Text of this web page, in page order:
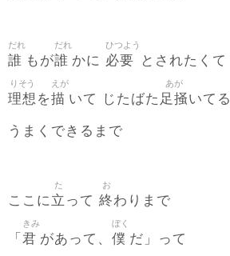
誰
だれ
もが誰
だれ
かに 必要
ひつよう
とされたくて
理想
りそう
を描
えが
いて じたばた 足掻
あが
いてる
うまくできるまで
ここに立
た
って 終
お
わりまで
「 君
きみ
があって、 僕
ぼく
だ」って